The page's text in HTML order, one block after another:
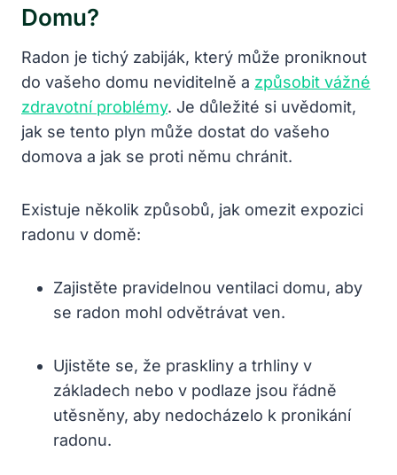
Domu?
Radon je tichý zabiják, který může proniknout
do vašeho domu neviditelně a způsobit vážné
zdravotní problémy. Je důležité si uvědomit,
jak se tento plyn může dostat do vašeho
domova a jak se proti němu chránit.
Existuje několik způsobů, jak omezit expozici
radonu v domě:
Zajistěte pravidelnou ventilaci domu, aby
se radon mohl odvětrávat ven.
Ujistěte se, že praskliny a trhliny v
základech nebo v podlaze jsou řádně
utěsněny, aby nedocházelo k pronikání
radonu.